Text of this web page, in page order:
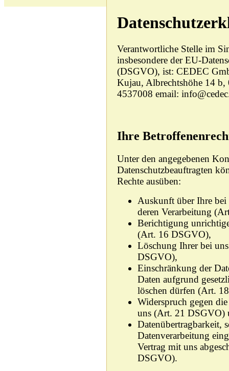
Verantwortliche Stelle im
insbesondere der EU-
(DSGVO), ist: CEDEC
Kujau, Albrechtshöhe 14
4537008 email:
Ihre
Unter den angegebenen
Datenschutzbeauftragten
Rechte ausüben:
Auskunft über Ihre bei
deren Verarbeitung
Berichtigung
(Art. 16 DSGVO),
Löschung Ihrer bei
DSGVO),
Einschränkung der
Daten aufgrund
löschen dürfen (Art.
Widerspruch gegen
uns (Art. 21 DSGVO)
Datenübertragbarkeit,
Datenverarbeitung
Vertrag mit uns
DSGVO).